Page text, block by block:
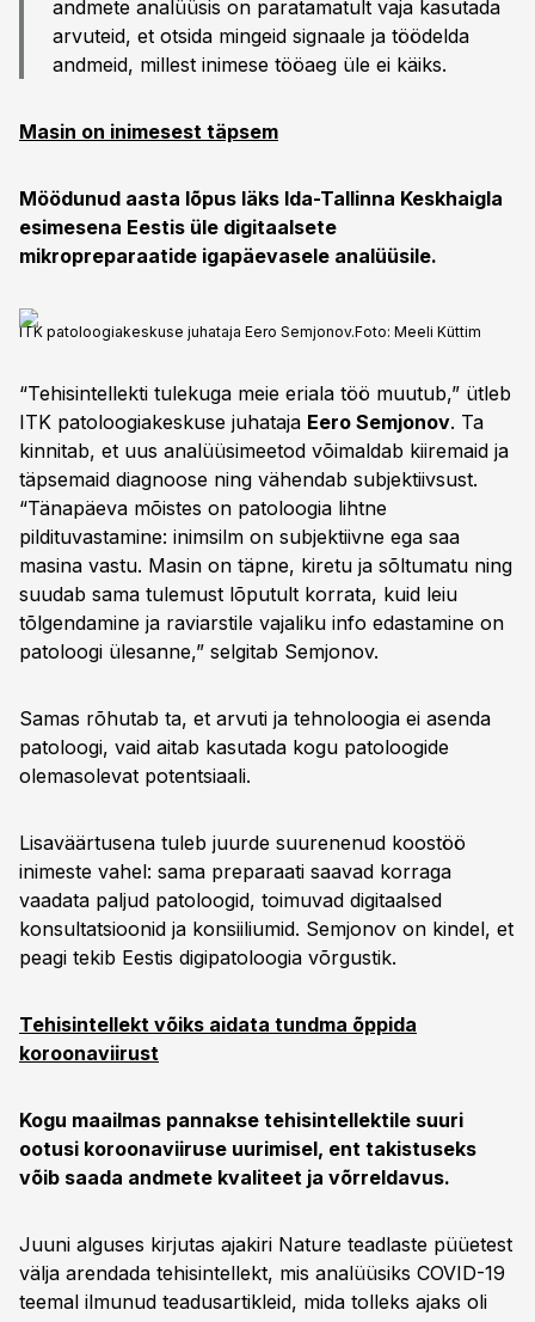
andmete analüüsis on paratamatult vaja kasutada
arvuteid, et otsida mingeid signaale ja töödelda
andmeid, millest inimese tööaeg üle ei käiks.
Masin on inimesest täpsem
Möödunud aasta lõpus läks Ida-Tallinna Keskhaigla
esimesena Eestis üle digitaalsete
mikropreparaatide igapäevasele analüüsile.
ITK patoloogiakeskuse juhataja Eero Semjonov.Foto: Meeli Küttim
“Tehisintellekti tulekuga meie eriala töö muutub,” ütleb
ITK patoloogiakeskuse juhataja Eero Semjonov. Ta
kinnitab, et uus analüüsimeetod võimaldab kiiremaid ja
täpsemaid diagnoose ning vähendab subjektiivsust.
“Tänapäeva mõistes on patoloogia lihtne
pildituvastamine: inimsilm on subjektiivne ega saa
masina vastu. Masin on täpne, kiretu ja sõltumatu ning
suudab sama tulemust lõputult korrata, kuid leiu
tõlgendamine ja raviarstile vajaliku info edastamine on
patoloogi ülesanne,” selgitab Semjonov.
Samas rõhutab ta, et arvuti ja tehnoloogia ei asenda
patoloogi, vaid aitab kasutada kogu patoloogide
olemasolevat potentsiaali.
Lisaväärtusena tuleb juurde suurenenud koostöö
inimeste vahel: sama preparaati saavad korraga
vaadata paljud patoloogid, toimuvad digitaalsed
konsultatsioonid ja konsiiliumid. Semjonov on kindel, et
peagi tekib Eestis digipatoloogia võrgustik.
Tehisintellekt võiks aidata tundma õppida
koroonaviirust
Kogu maailmas pannakse tehisintellektile suuri
ootusi koroonaviiruse uurimisel, ent takistuseks
võib saada andmete kvaliteet ja võrreldavus.
Juuni alguses kirjutas ajakiri Nature teadlaste püüetest
välja arendada tehisintellekt, mis analüüsiks COVID-19
teemal ilmunud teadusartikleid, mida tolleks ajaks oli